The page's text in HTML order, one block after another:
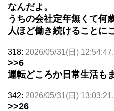
なんだよ。
うちの会社定年無くて何
人ほど働き続けることに
318: 2026/05/31(日)
>>6
運転どころか日常生活も
342: 2026/05/31(日)
>>26